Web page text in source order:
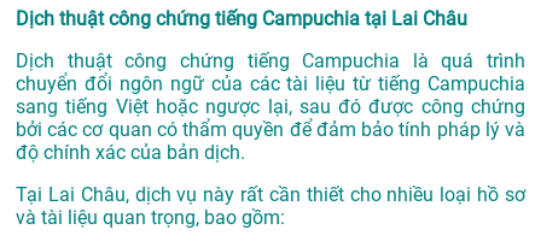
Dịch thuật công chứng tiếng Campuchia tại Lai Châu
Dịch thuật công chứng tiếng Campuchia là quá trình
chuyển đổi ngôn ngữ của các tài liệu từ tiếng Campuchia
sang tiếng Việt hoặc ngược lại, sau đó được công chứng
bởi các cơ quan có thẩm quyền để đảm bảo tính pháp lý và
độ chính xác của bản dịch.
Tại Lai Châu, dịch vụ này rất cần thiết cho nhiều loại hồ sơ
và tài liệu quan trọng, bao gồm: